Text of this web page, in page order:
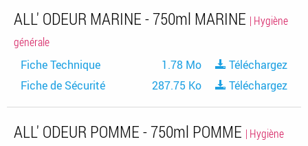
ALL' ODEUR MARINE - 750ml MARINE | Hygiène
générale
Fiche Technique
1.78 Mo
Téléchargez
Fiche de Sécurité
287.75 Ko Téléchargez
ALL' ODEUR POMME - 750ml POMME | Hygiène